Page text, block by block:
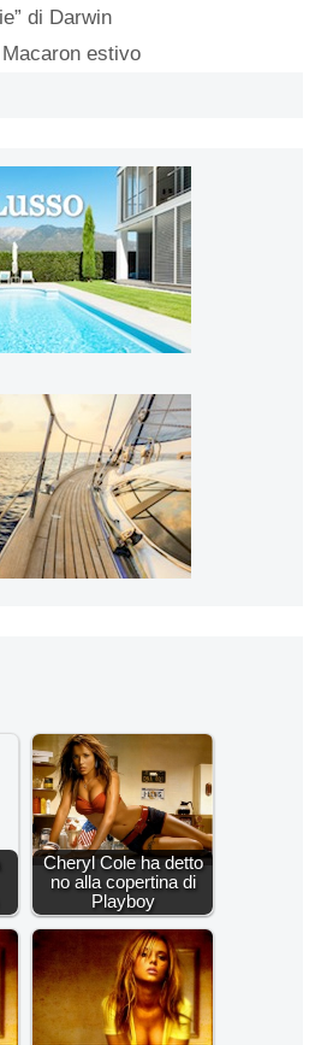
di Darwin
estivo
Cheryl Cole ha detto
no alla copertina di
Playboy